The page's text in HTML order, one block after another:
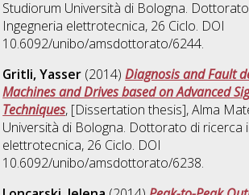
Studiorum Università di Bologna.
Ingegneria elettrotecnica, 26 Ciclo. DOI
10.6092/unibo/amsdottorato/6244.
Gritli, Yasser (2014)Diagnosis and Fault
Machines and Drives based on Advanced
Techniques, [Dissertation thesis], Alma
Università di Bologna. Dottorato di ricerca
elettrotecnica, 26 Ciclo. DOI
10.6092/unibo/amsdottorato/6238.